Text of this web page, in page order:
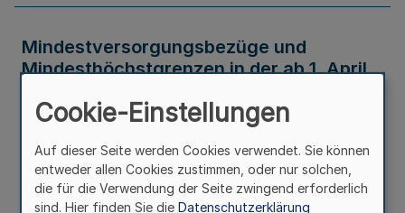
Mindestversorgungsbezüge und
Mindesthöchstgrenzen in der ab 1. April
Verwaltungsvorschrift
Cookie-Einstellungen
Auf dieser Seite werden Cookies verwendet. Sie können
entweder allen Cookies zustimmen, oder nur solchen,
die für die Verwendung der Seite zwingend erforderlich
sind. Hier finden Sie die Datenschutzerklärung